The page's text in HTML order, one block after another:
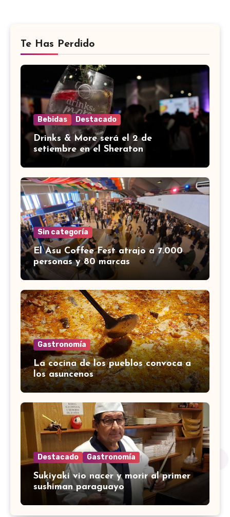
Te Has Perdido
Bebidas Destacado
Drinks & More será el 2 de
setiembre en el Sheraton
Sin categoría
El Asu Coffee Fest atrajo a 7.000
personas y 80 marcas
Gastronomía
La cocina de los pueblos convoca a
los asuncenos
Destacado Gastronomía
Sukiyaki vio nacer y morir al primer
sushiman paraguayo